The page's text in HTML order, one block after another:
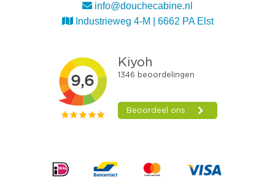
info@douchecabine.nl
Industrieweg 4-M | 6662 PA Elst